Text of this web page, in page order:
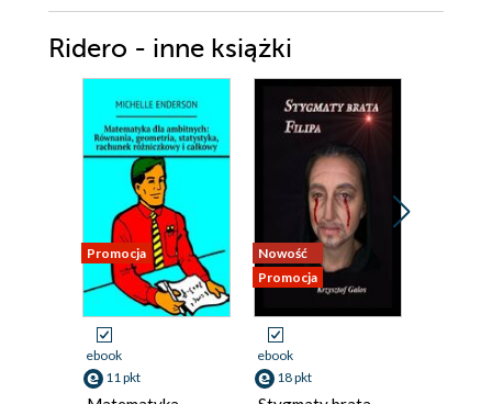
Ridero - inne książki
Promocja
ebook
11 pkt
Nowość
Promocja
ebook
18 pkt